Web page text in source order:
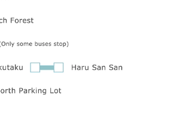
到鸟鸣的观景台上冥想，你的心灵
题。
本标准时间子午线（东经135度）穿
路岛。 Zenbo Seinei位于精神爱好
度的地脉线上。淡路岛上独特的禅